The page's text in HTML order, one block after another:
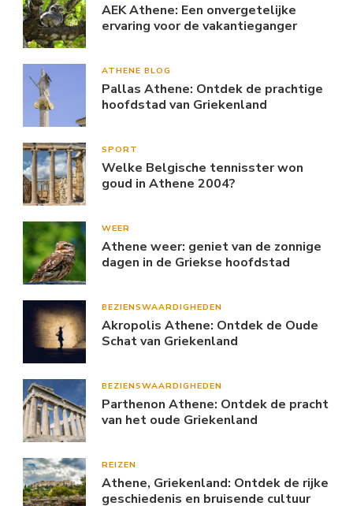
AEK Athene: Een onvergetelijke
ervaring voor de vakantieganger
ATHENE BLOG
Pallas Athene: Ontdek de prachtige
hoofdstad van Griekenland
SPORT
Welke Belgische tennisster won
goud in Athene 2004?
WEER
Athene weer: geniet van de zonnige
dagen in de Griekse hoofdstad
BEZIENSWAARDIGHEDEN
Akropolis Athene: Ontdek de Oude
Schat van Griekenland
BEZIENSWAARDIGHEDEN
Parthenon Athene: Ontdek de pracht
van het oude Griekenland
REIZEN
Athene, Griekenland: Ontdek de rijke
geschiedenis en bruisende cultuur